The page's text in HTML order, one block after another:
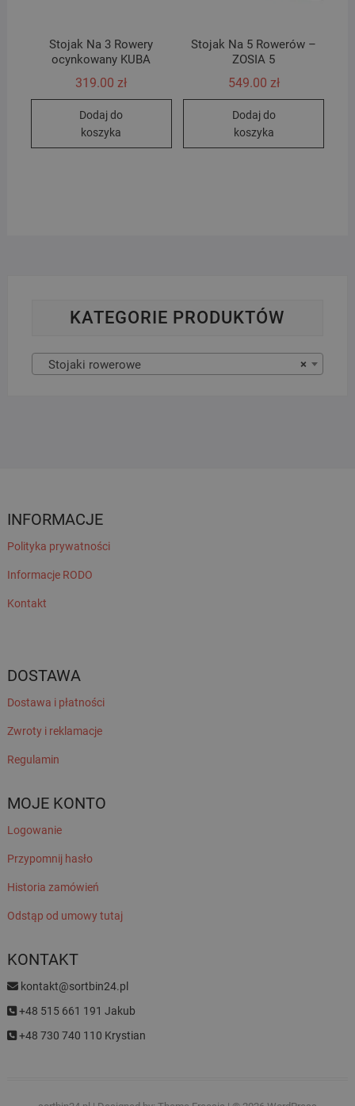
Stojak Na 3 Rowery
ocynkowany KUBA
319.00 zł
Dodaj do
koszyka
Stojak Na 5 Rowerów –
ZOSIA 5
549.00 zł
Dodaj do
koszyka
KATEGORIE PRODUKTÓW
×
Stojaki rowerowe
INFORMACJE
Polityka prywatności
Informacje RODO
Kontakt
DOSTAWA
Dostawa i płatności
Zwroty i reklamacje
Regulamin
MOJE KONTO
Logowanie
Przypomnij hasło
Historia zamówień
Odstąp od umowy tutaj
KONTAKT
kontakt@sortbin24.pl
+48 515 661 191 Jakub
+48 730 740 110 Krystian